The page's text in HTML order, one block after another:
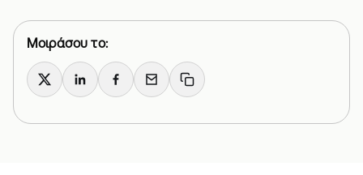
Μοιράσου το:
X LinkedInFacebook
Email Copy link